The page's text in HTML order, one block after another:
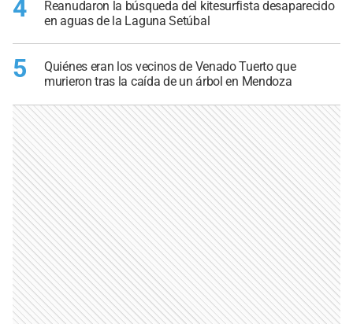
4
Reanudaron la búsqueda del kitesurfista desaparecido
en aguas de la Laguna Setúbal
5
Quiénes eran los vecinos de Venado Tuerto que
murieron tras la caída de un árbol en Mendoza